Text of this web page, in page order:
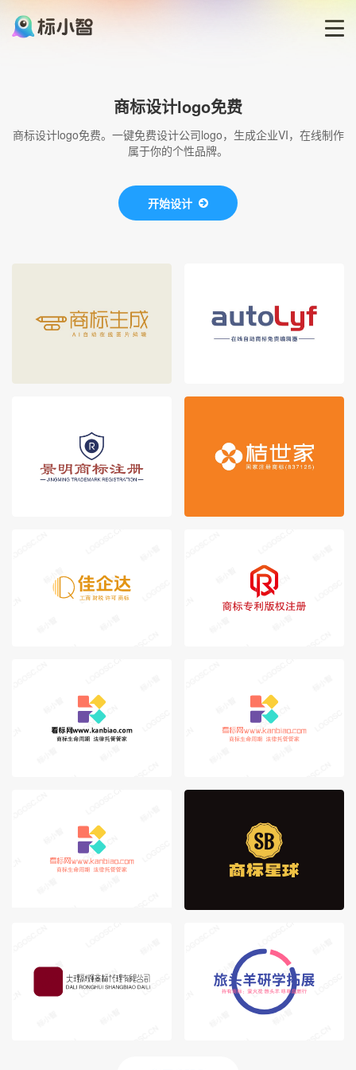
LOGO生成器
博客
商标设计logo免费
商标设计logo免费。一键免费设计公司logo，生成企业VI，在线制作
属于你的个性品牌。
开始设计